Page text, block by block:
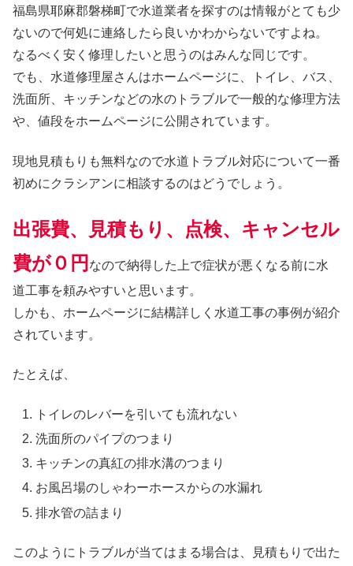
福島県耶麻郡磐梯町で水道業者を探すのは情報がとても少
ないので何処に連絡したら良いかわからないですよね。
なるべく安く修理したいと思うのはみんな同じです。
でも、水道修理屋さんはホームページに、トイレ、バス、
洗面所、キッチンなどの水のトラブルで一般的な修理方法
や、値段をホームページに公開されています。
現地見積もりも無料なので水道トラブル対応について一番
初めにクラシアンに相談するのはどうでしょう。
出張費、見積もり、点検、キャンセル
費が０円 なので納得した上で症状が悪くなる前に水
道工事を頼みやすいと思います。
しかも、ホームページに結構詳しく水道工事の事例が紹介
されています。
たとえば、
トイレのレバーを引いても流れない
洗面所のパイプのつまり
キッチンの真紅の排水溝のつまり
お風呂場のしゃわーホースからの水漏れ
排水管の詰まり
このようにトラブルが当てはまる場合は、見積もりで出た